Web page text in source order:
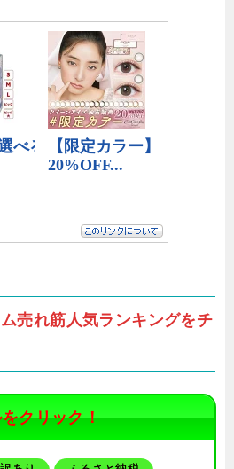
売れ筋人気ランキングをチ
クリック！